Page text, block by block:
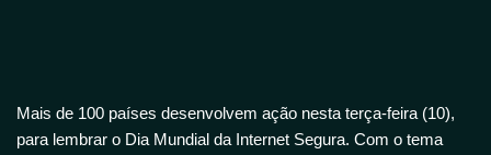
Mais de 100 países desenvolvem ação nesta terça-feira (10),
para lembrar o Dia Mundial da Internet Segura. Com o tema